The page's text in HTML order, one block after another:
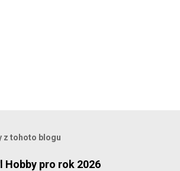
z tohoto blogu
Hobby pro rok 2026